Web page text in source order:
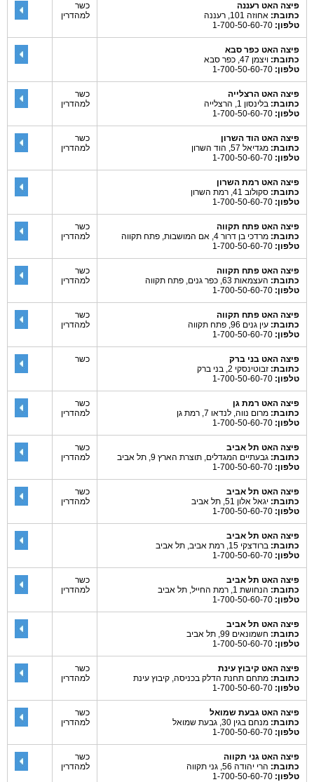
פיצה האט רעננה
כתובת: אחוזה 101, רעננה
טלפון:
כשר
למהדרין
פיצה האט כפר סבא
כתובת: ויצמן 47, כפר סבא
טלפון:
פיצה האט הרצלייה
כתובת: בלינסון 1, הרצלייה
טלפון:
כשר
למהדרין
פיצה האט הוד השרון
כתובת: מגדיאל 57, הוד השרון
טלפון:
כשר
למהדרין
פיצה האט רמת השרון
כתובת: סקולוב 41, רמת השרון
טלפון:
פיצה האט פתח תקווה
כתובת: מרדכי בן דרור 4, אם המושבות, פתח תקווה
טלפון:
כשר
למהדרין
פיצה האט פתח תקווה
כתובת: העצמאות 63, כפר גנים, פתח תקווה
טלפון:
כשר
למהדרין
פיצה האט פתח תקווה
כתובת: עין גנים 96, פתח תקווה
טלפון:
כשר
למהדרין
פיצה האט בני ברק
כתובת: זבוטינסקי 2, בני ברק
טלפון:
כשר
פיצה האט רמת גן
כתובת: מרום נווה, לנדאו 7, רמת גן
טלפון:
כשר
למהדרין
פיצה האט תל אביב
כתובת: גבעתיים המגדלים, תוצרת הארץ 9, תל אביב
טלפון:
כשר
למהדרין
פיצה האט תל אביב
כתובת: יגאל אלון 51, תל אביב
טלפון:
כשר
למהדרין
פיצה האט תל אביב
כתובת: ברודצקי 15, רמת אביב, תל אביב
טלפון:
פיצה האט תל אביב
כתובת: הנחושת 1, רמת החייל, תל אביב
טלפון:
כשר
למהדרין
פיצה האט תל אביב
כתובת: חשמונאים 99, תל אביב
טלפון:
פיצה האט קיבוץ עינת
כתובת: מתחם תחנת הדלק בכניסה, קיבוץ עינת
טלפון:
כשר
למהדרין
פיצה האט גבעת שמואל
כתובת: מנחם בגין 30, גבעת שמואל
טלפון:
כשר
למהדרין
פיצה האט גני תקווה
כתובת: הרי יהודה 56, גני תקווה
טלפון:
כשר
למהדרין